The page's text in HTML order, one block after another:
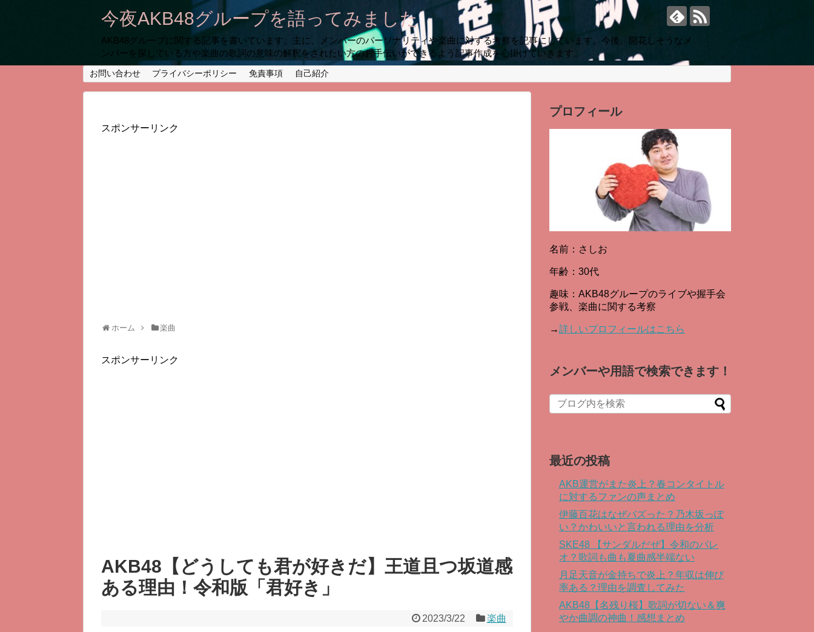
今夜AKB48グループを語ってみました
AKB48グループに関する記事を書いています。主に、メンバーのパーソナリティや楽曲に対する考察を記事にしています。今後、開花しそうなメ
ンバーを探している方や楽曲の歌詞の意味の解釈をされたい方のお手伝いができるよう記事作成を心掛けていきます。
お問い合わせ プライバシーポリシー 免責事項 自己紹介
スポンサーリンク
ホーム 楽曲
スポンサーリンク
AKB48【どうしても君が好きだ】王道且つ坂道感
ある理由！令和版「君好き」
2023/3/22 楽曲
プロフィール
名前：さしお
年齢：30代
趣味：AKB48グループのライブや握手会
参戦、楽曲に関する考察
→詳しいプロフィールはこちら
メンバーや用語で検索できます！
最近の投稿
AKB運営がまた炎上？春コンタイトル
に対するファンの声まとめ
伊藤百花はなぜバズった？乃木坂っぽ
い？かわいいと言われる理由を分析
SKE48 【サンダルだぜ】令和のパレ
オ？歌詞も曲も夏曲感半端ない
月足天音が金持ちで炎上？年収は伸び
率ある？理由を調査してみた
AKB48【名残り桜】歌詞が切ない＆爽
やか曲調の神曲！感想まとめ